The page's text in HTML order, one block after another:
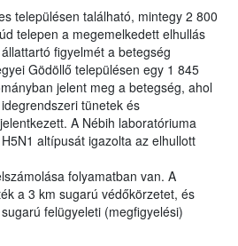
településen található, mintegy 2 800
telepen a megemelkedett elhullás
figyelmét a betegség
Gödöllő településen egy 1 845
jelent meg a betegség, ahol
tünetek és
A Nébih laboratóriuma
altípusát igazolta az elhullott
folyamatban van. A
a 3 km sugarú védőkörzetet, és
felügyeleti (megfigyelési)